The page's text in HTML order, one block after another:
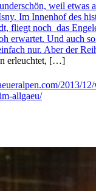
weil etwas
Im Innenhof des
fliegt noch das
erwartet. Und auch
nur. Aber der
erleuchtet, […]
2013/
allgaeu/